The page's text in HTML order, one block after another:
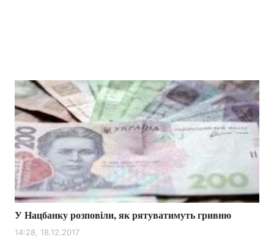
У Нацбанку розповіли, як рятуватимуть гривню
14:28, 18.12.2017